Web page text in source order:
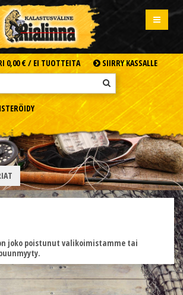
0,00 € / EI TUOTTEITA SIIRRY KASSALLE
joko poistunut valikoimistamme tai